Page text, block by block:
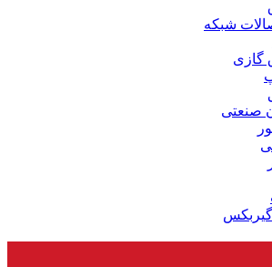
شبکه
گازی
صنعتی
گیربکس